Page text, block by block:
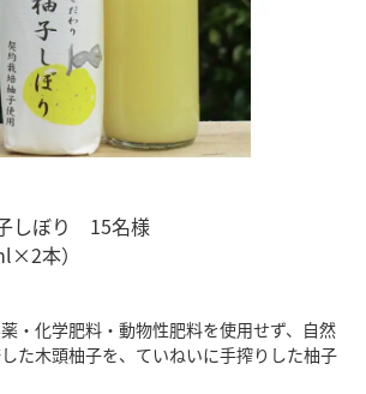
しぼり 15名様
本）
・化学肥料・動物性肥料を使用せず、自然
た木頭柚子を、ていねいに手搾りした柚子